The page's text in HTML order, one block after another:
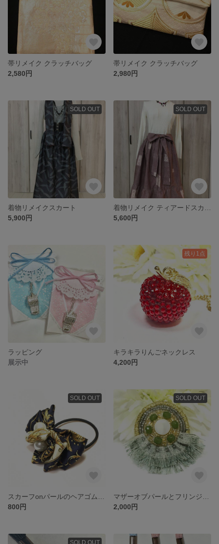
帯リメイク クラッチバッグ
2,580円
帯リメイク クラッチバッグ
2,980円
SOLD OUT
着物リメイクスカート
5,900円
SOLD OUT
5,600円
ラッピング
展示中
残り1点
キラキラりんごネックレス
4,200円
SOLD OUT
800円
SOLD OUT
2,000円
SOLD OUT